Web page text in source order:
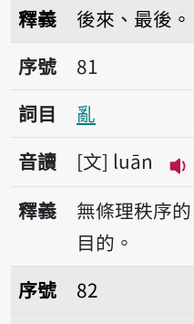
釋義
後來、最後。
序號81亂
序號
81
詞目
亂
音讀
文 luān
釋義 無條理秩序的
目的。
序號82內情
序號
82